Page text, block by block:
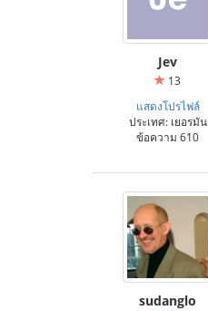
Jev
13
แสดงโปรไฟล์
ประเทศ: เยอรมัน
ข้อความ 610
sudanglo